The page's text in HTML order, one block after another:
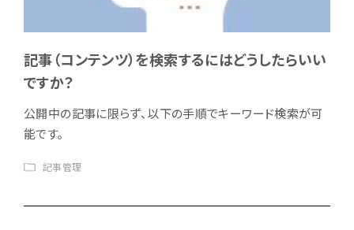
記事（コンテンツ）を検索するにはどうしたらいい
ですか？
公開中の記事に限らず、以下の手順でキーワード検索が可
能です。
記事管理